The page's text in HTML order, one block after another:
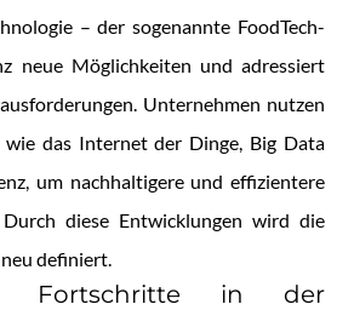
– der sogenannte FoodTech-
neue Möglichkeiten und adressiert
Unternehmen nutzen
wie das Internet der Dinge, Big Data
um nachhaltigere und effizientere
Durch diese Entwicklungen wird die
definiert.
Fortschritte in der